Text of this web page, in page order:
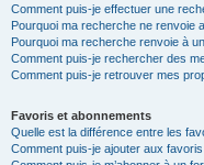
Comment puis-je effectuer une
Pourquoi ma recherche ne renvoie
Pourquoi ma recherche renvoie à
Comment puis-je rechercher des
Comment puis-je retrouver mes
Favoris et abonnements
Quelle est la différence entre les
Comment puis-je ajouter aux